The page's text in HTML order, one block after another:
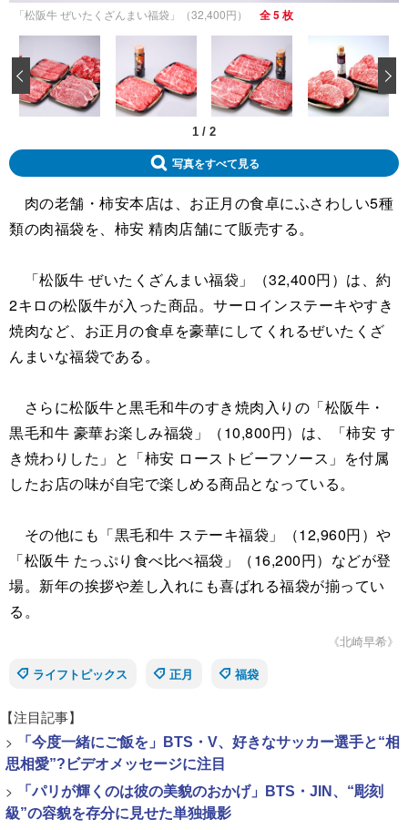
「松阪牛 ぜいたくざんまい福袋」（32,400円） 全 5 枚
1 / 2
‹
写真をすべて見る
肉の老舗・柿安本店は、お正月の食卓にふさわしい5種
類の肉福袋を、柿安 精肉店舗にて販売する。
「松阪牛 ぜいたくざんまい福袋」（32,400円）は、約
2キロの松阪牛が入った商品。サーロインステーキやすき
焼肉など、お正月の食卓を豪華にしてくれるぜいたくざ
んまいな福袋である。
さらに松阪牛と黒毛和牛のすき焼肉入りの「松阪牛・
黒毛和牛 豪華お楽しみ福袋」（10,800円）は、「柿安 す
き焼わりした」と「柿安 ローストビーフソース」を付属
したお店の味が自宅で楽しめる商品となっている。
その他にも「黒毛和牛 ステーキ福袋」（12,960円）や
「松阪牛 たっぷり食べ比べ福袋」（16,200円）などが登
場。新年の挨拶や差し入れにも喜ばれる福袋が揃ってい
る。
《北崎早希》
ライフトピックス
正月 福袋
【注目記事】
>
「今度一緒にご飯を」BTS・V、好きなサッカー選手と“相
思相愛”?ビデオメッセージに注目
>
「パリが輝くのは彼の美貌のおかげ」BTS・JIN、“彫刻
級”の容貌を存分に見せた単独撮影